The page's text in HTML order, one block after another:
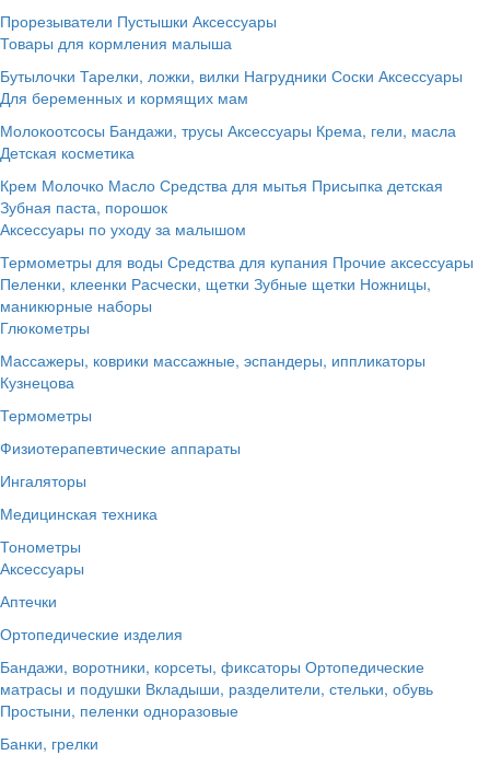
Прорезыватели Пустышки Аксессуары
Товары для кормления малыша
Бутылочки Тарелки, ложки, вилки Нагрудники Соски Аксессуары
Для беременных и кормящих мам
Молокоотсосы Бандажи, трусы Аксессуары Крема, гели, масла
Детская косметика
Крем Молочко Масло Средства для мытья Присыпка детская
Зубная паста, порошок
Аксессуары по уходу за малышом
Термометры для воды Средства для купания Прочие аксессуары
Пеленки, клеенки Расчески, щетки Зубные щетки Ножницы,
маникюрные наборы
Глюкометры
Массажеры, коврики массажные, эспандеры, иппликаторы
Кузнецова
Термометры
Физиотерапевтические аппараты
Ингаляторы
Медицинская техника
Тонометры
Аксессуары
Аптечки
Ортопедические изделия
Бандажи, воротники, корсеты, фиксаторы Ортопедические
матрасы и подушки Вкладыши, разделители, стельки, обувь
Простыни, пеленки одноразовые
Банки, грелки